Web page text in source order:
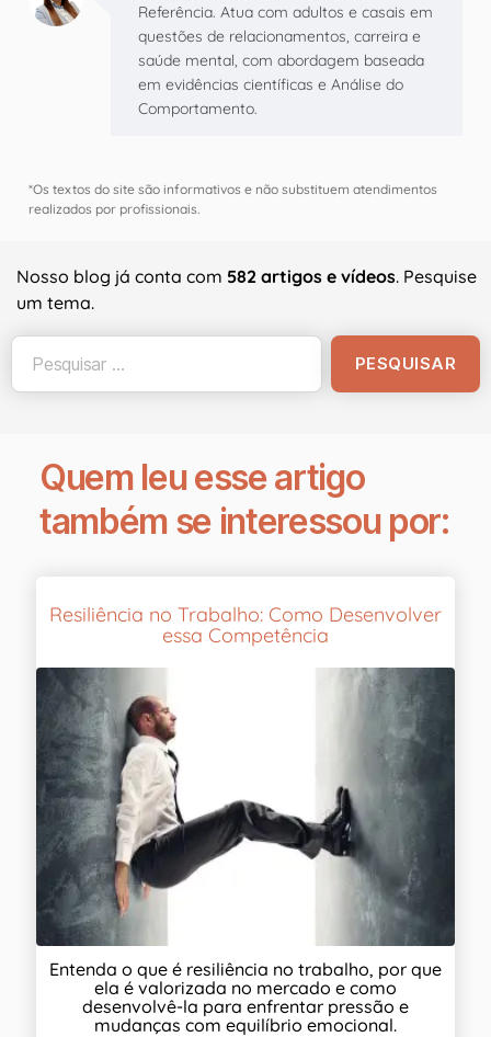
Referência. Atua com adultos e casais em
questões de relacionamentos, carreira e
saúde mental, com abordagem baseada
em evidências científicas e Análise do
Comportamento.
*Os textos do site são informativos e não substituem atendimentos
realizados por profissionais.
Nosso blog já conta com 582 artigos e vídeos. Pesquise
um tema.
Quem leu esse artigo
também se interessou por:
Resiliência no Trabalho: Como Desenvolver
essa Competência
Entenda o que é resiliência no trabalho, por que
ela é valorizada no mercado e como
desenvolvê-la para enfrentar pressão e
mudanças com equilíbrio emocional.